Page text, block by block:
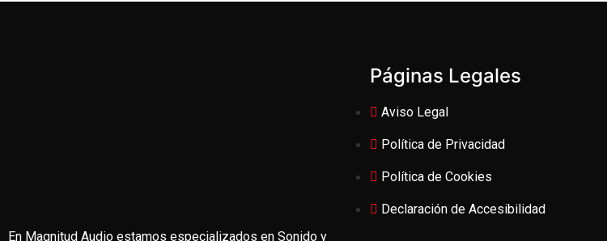
En Magnitud Audio estamos especializados en Sonido y
Páginas Legales
Aviso Legal
Política de Privacidad
Política de Cookies
Declaración de Accesibilidad